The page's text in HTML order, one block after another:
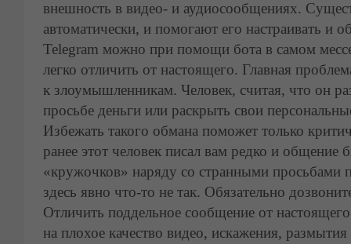
внешность в видео- и аудиосообщениях.
автоматически, и помогают его настраивать и
Telegram можно при помощи бота в самом
легко отличить от настоящего. Главная
к злоумышленникам. Человек, считая, что он
просьбе деньги или раскрыть свои
Избежать такого обмана поможет только
ранее этот человек писал вам редко и общение
«кружочков» наряду со странными просьбами
здесь явно что-то не так. Обязательно
Отличить поддельное сообщение от
на плохое качество видео, искажения,